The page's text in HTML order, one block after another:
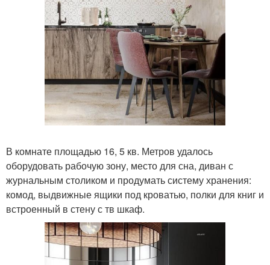
В комнате площадью 16, 5 кв. Метров удалось
оборудовать рабочую зону, место для сна, диван с
журнальным столиком и продумать систему хранения:
комод, выдвижные ящики под кроватью, полки для книг и
встроенный в стену с тв шкаф.